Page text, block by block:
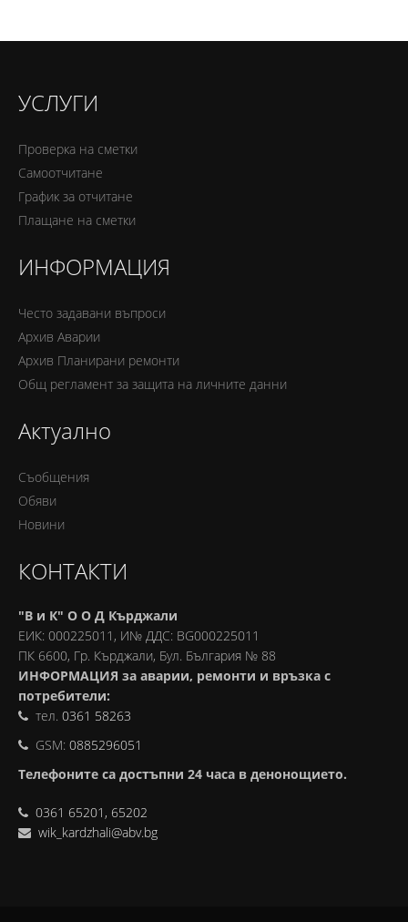
УСЛУГИ
Проверка на сметки
Самоотчитане
График за отчитане
Плащане на сметки
ИНФОРМАЦИЯ
Често задавани въпроси
Архив Аварии
Архив Планирани ремонти
Oбщ регламент за защита на личните данни
Актуално
Съобщения
Обяви
Новини
КОНТАКТИ
"В и К" О О Д Кърджали
ЕИК: 000225011, И№ ДДС: BG000225011
ПК 6600, Гр. Кърджали, Бул. България № 88
ИНФОРМАЦИЯ за аварии, ремонти и връзка с
потребители:
тел.0361 58263
GSM:0885296051
Телефоните са достъпни 24 часа в денонощието.
0361 65201, 65202
wik_kardzhali@abv.bg